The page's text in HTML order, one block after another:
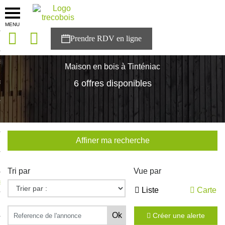
MENU
solutions
Trecobois
à NESTOR
Maison en bois à Tinténiac
6 offres disponibles
Affiner ma recherche
Tri par Vue par
Liste Carte
Créer une alerte